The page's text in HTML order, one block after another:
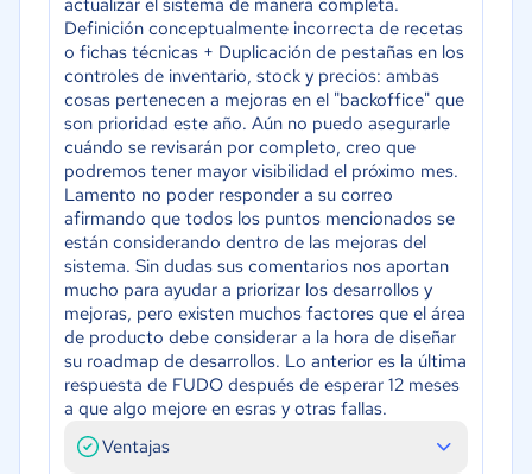
actualizar el sistema de manera completa.
Definición conceptualmente incorrecta de recetas
o fichas técnicas + Duplicación de pestañas en los
controles de inventario, stock y precios: ambas
cosas pertenecen a mejoras en el "backoffice" que
son prioridad este año. Aún no puedo asegurarle
cuándo se revisarán por completo, creo que
podremos tener mayor visibilidad el próximo mes.
Lamento no poder responder a su correo
afirmando que todos los puntos mencionados se
están considerando dentro de las mejoras del
sistema. Sin dudas sus comentarios nos aportan
mucho para ayudar a priorizar los desarrollos y
mejoras, pero existen muchos factores que el área
de producto debe considerar a la hora de diseñar
su roadmap de desarrollos. Lo anterior es la última
respuesta de FUDO después de esperar 12 meses
a que algo mejore en esras y otras fallas.
Ventajas